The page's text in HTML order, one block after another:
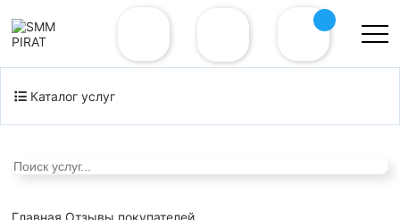
Каталог услуг
Главная Отзывы покупателей